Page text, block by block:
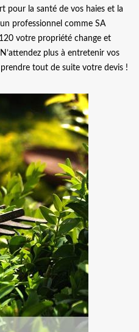
pour la santé de vos haies et la
professionnel comme SA
votre propriété change et
plus à entretenir vos
tout de suite votre devis !